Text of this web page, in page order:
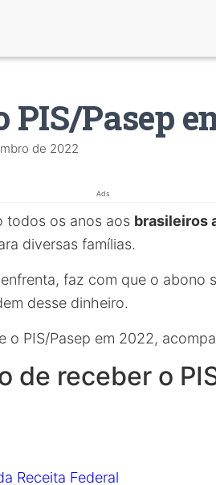
PIS/Pasep
de 2022
Ads
todos os anos aos brasileiros
diversas famílias.
faz com que o abono
desse dinheiro.
o PIS/Pasep em 2022,
de receber o
Receita Federal